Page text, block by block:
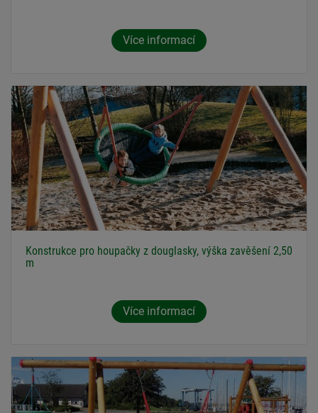
Více informací
Konstrukce pro houpačky z douglasky, výška zavěšení 2,50
m
Více informací